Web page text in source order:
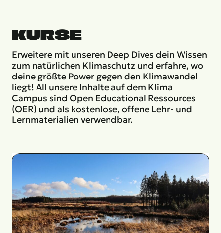
KURSE
Erweitere mit unseren Deep Dives dein Wissen
zum natürlichen Klimaschutz und erfahre, wo
deine größte Power gegen den Klimawandel
liegt! All unsere Inhalte auf dem Klima
Campus sind Open Educational Ressources
(OER) und als kostenlose, offene Lehr- und
Lernmaterialien verwendbar.